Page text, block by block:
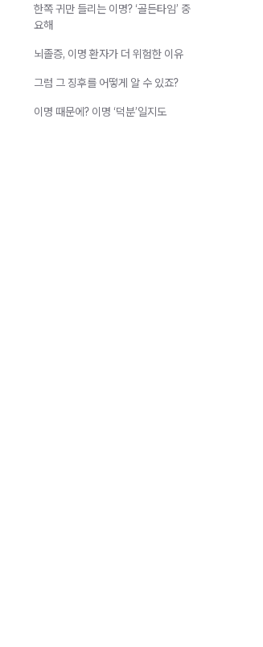
한쪽 귀만 들리는 이명? ‘골든타임’ 중
요해
뇌졸증, 이명 환자가 더 위험한 이유
그럼 그 징후를 어떻게 알 수 있죠?
이명 때문에? 이명 ‘덕분’일지도